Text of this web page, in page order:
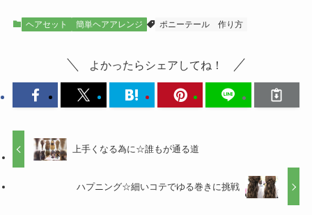
ヘアセット 簡単ヘアアレンジ ポニーテール 作り方
よかったらシェアしてね！
上手くなる為に☆誰もが通る道
ハプニング☆細いコテでゆる巻きに挑戦